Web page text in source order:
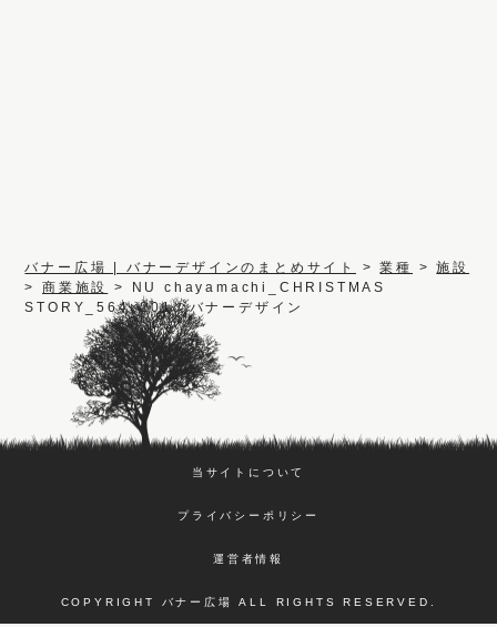
バナー広場 | バナーデザインのまとめサイト >業種 >施設
>商業施設 > NU chayamachi_CHRISTMAS
STORY_564×201のバナーデザイン
当サイトについて
プライバシーポリシー
運営者情報
COPYRIGHT バナー広場 ALL RIGHTS RESERVED.